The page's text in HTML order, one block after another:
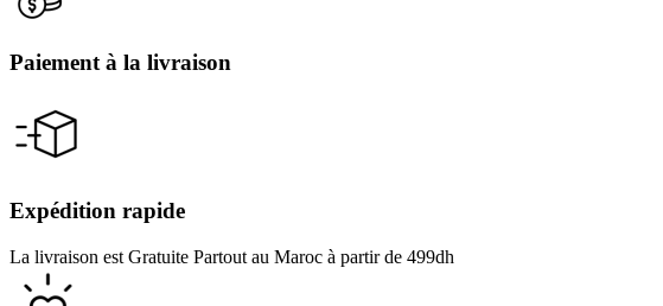
Paiement à la livraison
Expédition rapide
La livraison est Gratuite Partout au Maroc à partir de 499dh